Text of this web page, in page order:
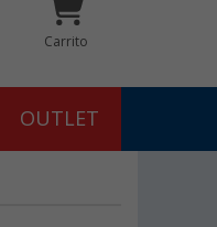
Carrito
OUTLET